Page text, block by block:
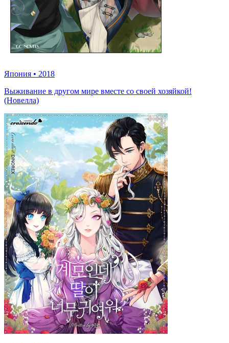
Япония • 2018
Выживание в другом мире вместе со своей хозяйкой!
(Новелла)